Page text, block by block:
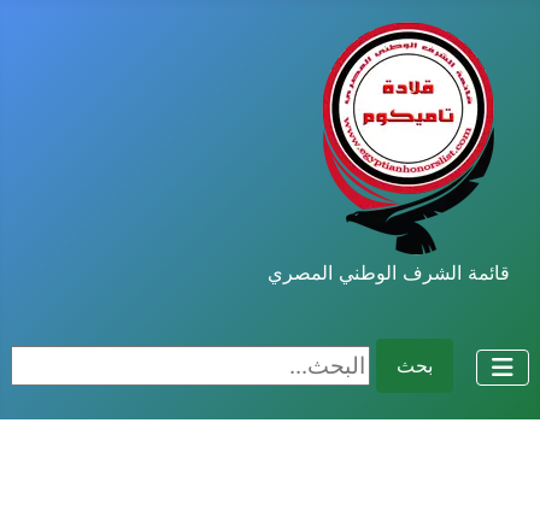
قائمة الشرف الوطني المصري
بحث البحث...